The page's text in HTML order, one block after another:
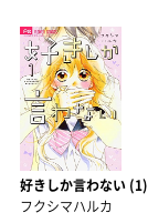
好きしか言わない (1)
フクシマハルカ